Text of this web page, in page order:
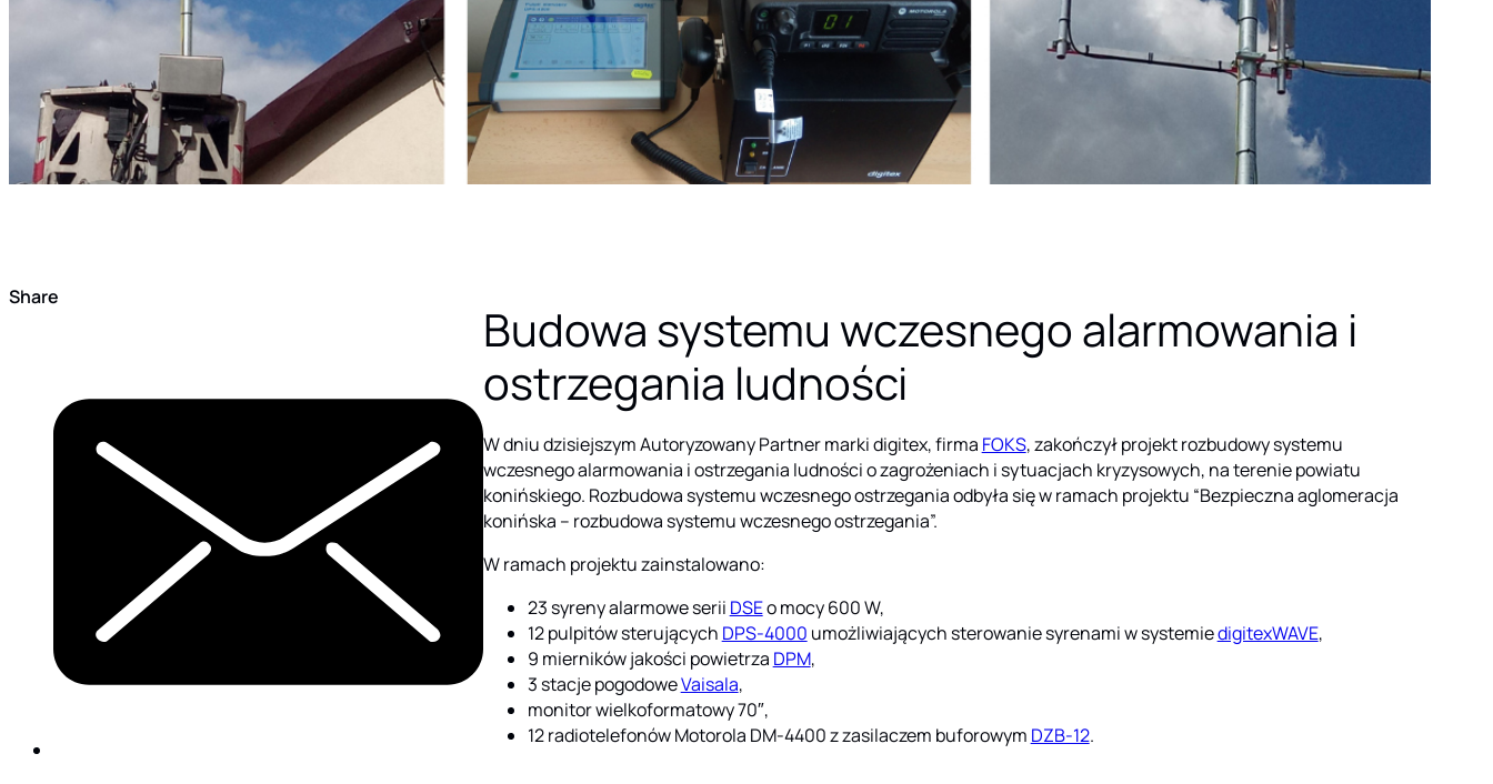
Share
Budowa systemu wczesnego alarmowania i
ostrzegania ludności
W dniu dzisiejszym Autoryzowany Partner marki digitex, firma FOKS, zakończył projekt rozbudowy systemu
wczesnego alarmowania i ostrzegania ludności o zagrożeniach i sytuacjach kryzysowych, na terenie powiatu
konińskiego. Rozbudowa systemu wczesnego ostrzegania odbyła się w ramach projektu “Bezpieczna aglomeracja
konińska – rozbudowa systemu wczesnego ostrzegania”.
W ramach projektu zainstalowano:
23 syreny alarmowe serii DSEo mocy 600 W,
12 pulpitów sterujących DPS-4000 umożliwiających sterowanie syrenami w systemiedigitexWAVE,
9 mierników jakości powietrza DPM,
3 stacje pogodoweVaisala,
monitor wielkoformatowy 70″,
12 radiotelefonów Motorola DM-4400 z zasilaczem buforowym DZB-12.